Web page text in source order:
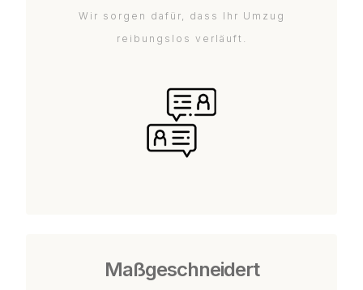
Wir sorgen dafür, dass Ihr Umzug
reibungslos verläuft.
Maßgeschneidert